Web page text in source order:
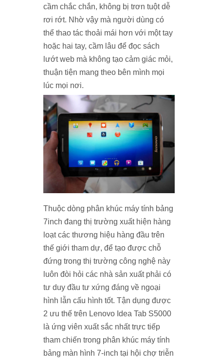
cầm chắc chắn, không bị trơn tuột dễ
rơi rớt. Nhờ vậy mà người dùng có
thể thao tác thoải mái hơn với một tay
hoặc hai tay, cầm lâu để đọc sách
lướt web mà không tạo cảm giác mỏi,
thuận tiện mang theo bên mình mọi
lúc mọi nơi.
Thuộc dòng phân khúc máy tính bảng
7inch đang thị trường xuất hiện hàng
loạt các thương hiệu hàng đầu trên
thế giới tham dự, để tạo được chỗ
đứng trong thị trường công nghệ này
luôn đòi hỏi các nhà sản xuất phải có
tư duy đầu tư xứng đáng về ngoại
hình lẫn cấu hình tốt. Tận dụng được
2 ưu thế trên Lenovo Idea Tab S5000
là ứng viên xuất sắc nhất trực tiếp
tham chiến trong phân khúc máy tính
bảng màn hình 7-inch tại hội chợ triễn